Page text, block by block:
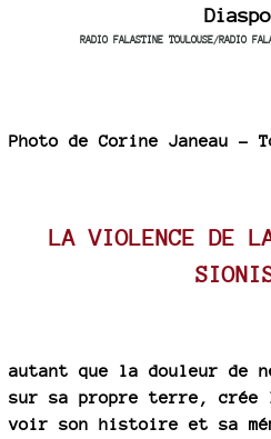
RADIO FALASTINE TOULOUSE/RADIO
Photo de Corine Janeau -
LA VIOLENCE DE
autant que la douleur de
sur sa propre terre, crée
voir son histoire et sa